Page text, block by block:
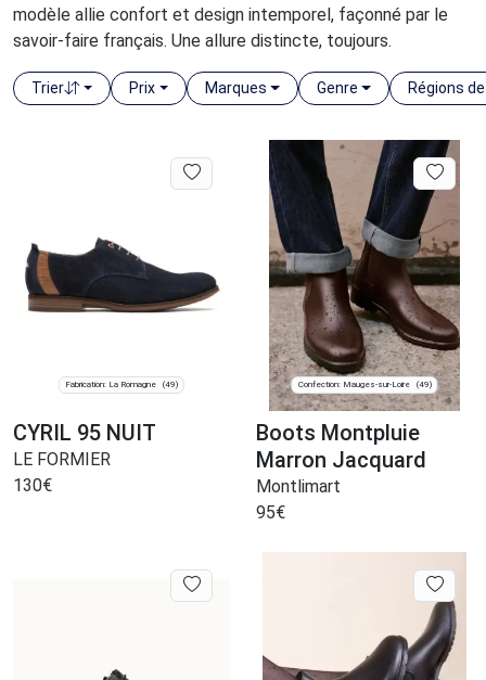
modèle allie confort et design intemporel, façonné par le
savoir-faire français. Une allure distincte, toujours.
Trier Prix Marques Genre Régions
Fabrication: La Romagne (49)
CYRIL 95 NUIT
LE FORMIER
130€
Confection: Mauges-sur-Loire (49)
Boots Montpluie
Marron Jacquard
Montlimart
95€